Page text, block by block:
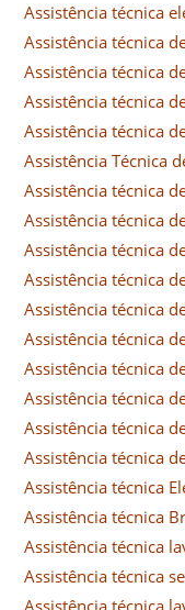
Assistência técnica
Assistência técnica
Assistência técnica
Assistência técnica
Assistência técnica
Assistência Técnica
Assistência técnica
Assistência técnica
Assistência técnica
Assistência técnica
Assistência técnica
Assistência técnica
Assistência técnica
Assistência técnica
Assistência técnica
Assistência técnica
Assistência técnica
Assistência técnica
Assistência técnica
Assistência técnica